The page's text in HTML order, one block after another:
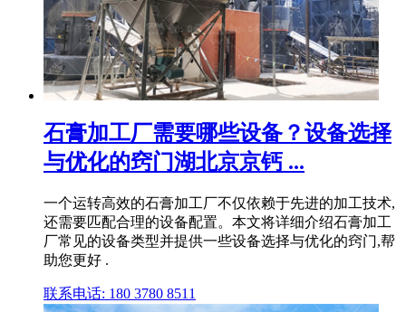
石膏加工厂需要哪些设备？设备选择
与优化的窍门湖北京京钙 ...
一个运转高效的石膏加工厂不仅依赖于先进的加工技术,
还需要匹配合理的设备配置。本文将详细介绍石膏加工
厂常见的设备类型并提供一些设备选择与优化的窍门,帮
助您更好 .
联系电话: 180 3780 8511